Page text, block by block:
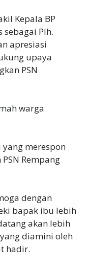
Kepala BP
sebagai Plh.
apresiasi
upaya
PSN
warga
merespon
Rempang
dengan
bapak ibu lebih
akan lebih
diamini oleh
hadir.